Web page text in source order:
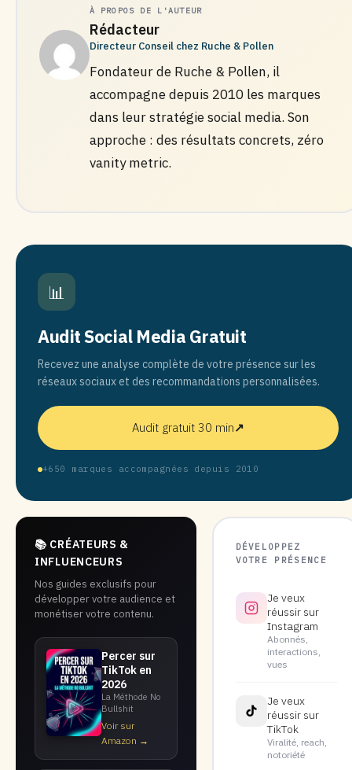
À PROPOS DE L'AUTEUR
Rédacteur
Directeur Conseil chez Ruche & Pollen
Fondateur de Ruche & Pollen, il
accompagne depuis 2010 les marques
dans leur stratégie social media. Son
approche : des résultats concrets, zéro
vanity metric.
📊
Audit Social Media Gratuit
Recevez une analyse complète de votre présence sur les
réseaux sociaux et des recommandations personnalisées.
Audit gratuit 30 min↗
+650 marques accompagnées depuis 2010
📚 CRÉATEURS &
INFLUENCEURS
Nos guides exclusifs pour
développer votre audience et
monétiser votre contenu.
Percer sur
TikTok en
2026
La Méthode No
Bullshit
Voir sur
Amazon →
DÉVELOPPEZ
VOTRE PRÉSENCE
Je veux
réussir sur
Instagram
Abonnés,
interactions,
vues
Je veux
réussir sur
TikTok
Viralité, reach,
notoriété